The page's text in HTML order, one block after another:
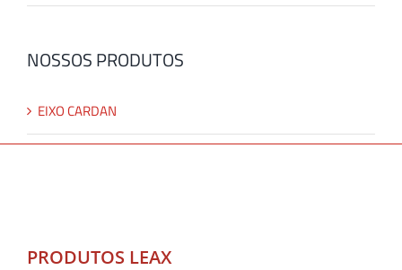
NOSSOS PRODUTOS
EIXO CARDAN
PRODUTOS LEAX